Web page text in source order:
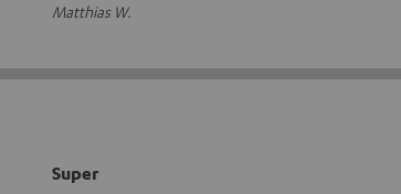
Matthias W.
Super